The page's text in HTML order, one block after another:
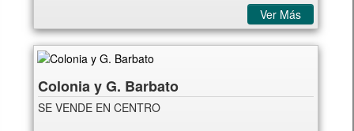
Ver Más
Colonia y G. Barbato
SE VENDE EN CENTRO